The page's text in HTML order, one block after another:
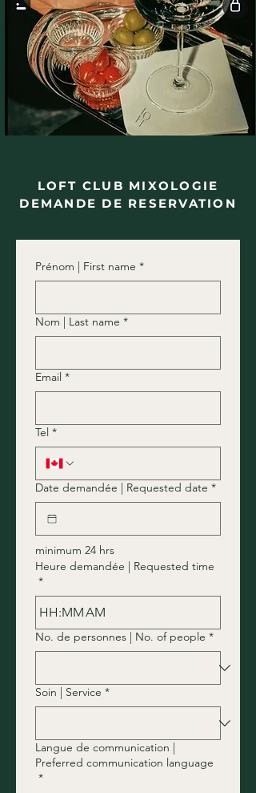
LOFT CLUB MIXOLOGIE
DEMANDE DE RESERVATION
Prénom | First name *
Nom | Last name *
Email *
Tel *
Date demandée | Requested date *
minimum 24 hrs
Heure demandée | Requested time
*
: AM
No. de personnes | No. of people *
Soin | Service *
Langue de communication |
Preferred communication language
*